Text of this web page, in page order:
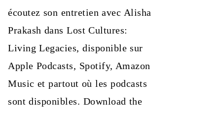
écoutez son entretien avec Alisha
Prakash dans Lost Cultures:
Living Legacies, disponible sur
Apple Podcasts, Spotify, Amazon
Music et partout où les podcasts
sont disponibles. Download the